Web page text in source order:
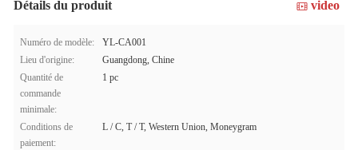
Détails du produit video
Numéro de modèle:
YL-CA001
Lieu d'origine:
Guangdong, Chine
Quantité de
commande
minimale:
1 pc
Conditions de
paiement:
L / C, T / T, Western Union, Moneygram